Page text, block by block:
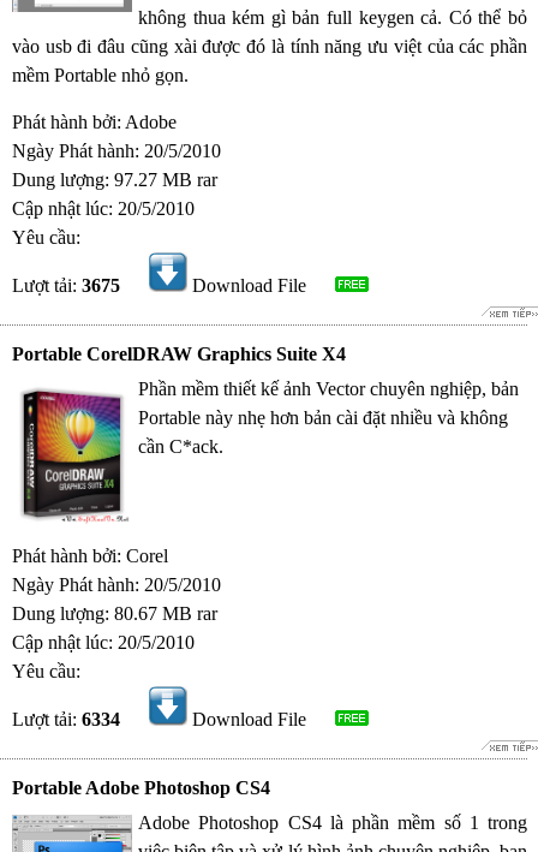
không thua kém gì bản full keygen cả. Có thể bỏ
vào usb đi đâu cũng xài được đó là tính năng ưu việt của các phần
mềm Portable nhỏ gọn.
Phát hành bởi: Adobe
Ngày Phát hành: 20/5/2010
Dung lượng: 97.27 MB rar
Cập nhật lúc: 20/5/2010
Yêu cầu:
Lượt tải: 3675 Download File
Portable CorelDRAW Graphics Suite X4
Phần mềm thiết kế ảnh Vector chuyên nghiệp, bản
Portable này nhẹ hơn bản cài đặt nhiều và không
cần C*ack.
Phát hành bởi: Corel
Ngày Phát hành: 20/5/2010
Dung lượng: 80.67 MB rar
Cập nhật lúc: 20/5/2010
Yêu cầu:
Lượt tải: 6334 Download File
Portable Adobe Photoshop CS4
Adobe Photoshop CS4 là phần mềm số 1 trong